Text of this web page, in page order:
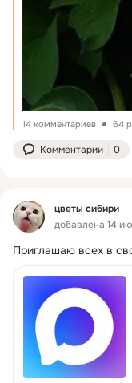
14 комментариев 64
Комментарии 0
цветы сибири
добавлена 14
Приглашаю всех в